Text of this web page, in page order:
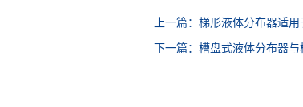
上一篇：梯形液体分布器适
下一篇：槽盘式液体分布器